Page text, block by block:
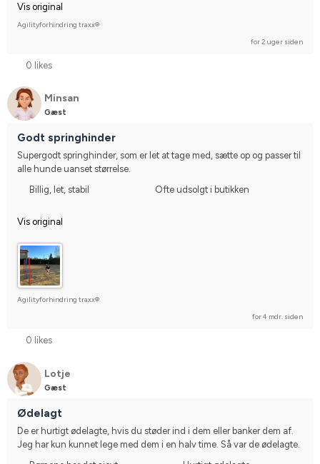
Vis original
Agilityforhindring traxx®
for 2 uger siden
0 likes
Minsan
Gæst
Godt springhinder
Supergodt springhinder, som er let at tage med, sætte op og passer til
alle hunde uanset størrelse.
Billig, let, stabil
Ofte udsolgt i butikken
Vis original
Agilityforhindring traxx®
for 4 mdr. siden
0 likes
Lotje
Gæst
Ødelagt
De er hurtigt ødelagte, hvis du støder ind i dem eller banker dem af.
Jeg har kun kunnet lege med dem i en halv time. Så var de ødelagte.